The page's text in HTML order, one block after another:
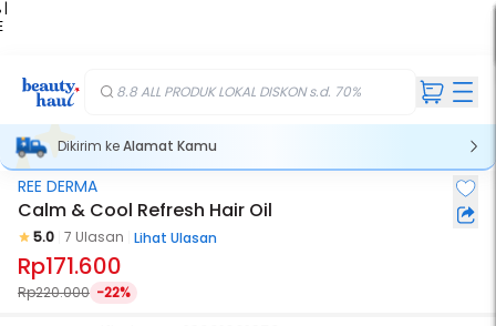
|
8.8 ALL PRODUK LOKAL DISKON s.d. 70%
Dikirim keAlamat Kamu
REE DERMA
Calm & Cool Refresh Hair Oil
5.0 7 Ulasan Lihat Ulasan
Rp171.600
Rp220.000 -22%